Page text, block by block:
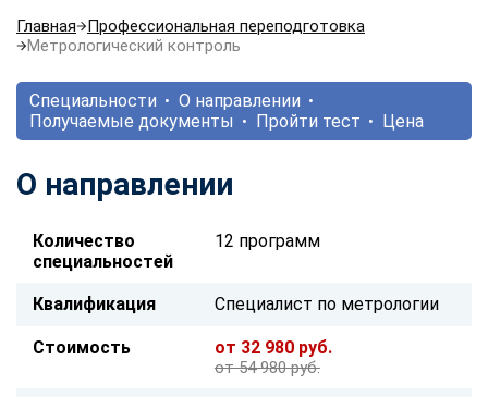
Главная
Профессиональная переподготовка
Метрологический контроль
Специальности
О направлении
Получаемые документы
Пройти тест Цена
О направлении
Количество
специальностей
12 программ
Квалификация Специалист по метрологии
Стоимость от 32 980 руб.
от 54 980 руб.